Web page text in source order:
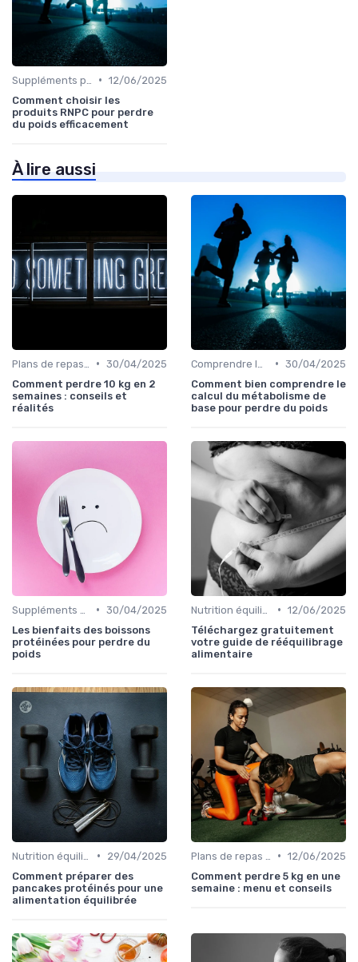
• 12/06/2025
Comment choisir les
produits RNPC pour perdre
du poids efficacement
À lire aussi
• 30/04/2025
Comment perdre 10 kg en 2
semaines : conseils et
réalités
• 30/04/2025
Comment bien comprendre le
calcul du métabolisme de
base pour perdre du poids
• 30/04/2025
Les bienfaits des boissons
protéinées pour perdre du
poids
• 12/06/2025
Téléchargez gratuitement
votre guide de rééquilibrage
alimentaire
•
29/04/2025
Comment préparer des
pancakes protéinés pour une
alimentation équilibrée
• 12/06/2025
Comment perdre 5 kg en une
semaine : menu et conseils